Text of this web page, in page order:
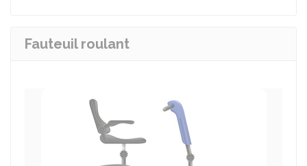
Fauteuil roulant